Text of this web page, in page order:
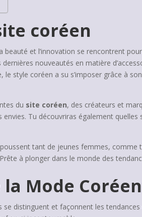
coréen
beauté et l’innovation se rencontrent
nouveautés en matière
style coréen a su s’imposer grâce à
du site coréen, des créateurs et
Tu découvriras également
tant de jeunes femmes,
à plonger dans le monde des
la Mode
distinguent et façonnent les